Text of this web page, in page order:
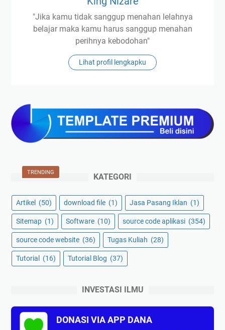
"Jika kamu tidak sanggup menahan lelahnya
belajar maka kamu harus sanggup menahan
perihnya kebodohan"
Lihat profil lengkapku
TRENDING KATEGORI
Artikel (50) download file (1) Jasa Pasang Iklan (1)
Sitemap (1) Software (10) source code aplikasi (354)
source code website (36) Tugas Kuliah (28)
Tutorial (16) Tutorial Blog (37)
INVESTASI ILMU
DONASI VIA APP DANA